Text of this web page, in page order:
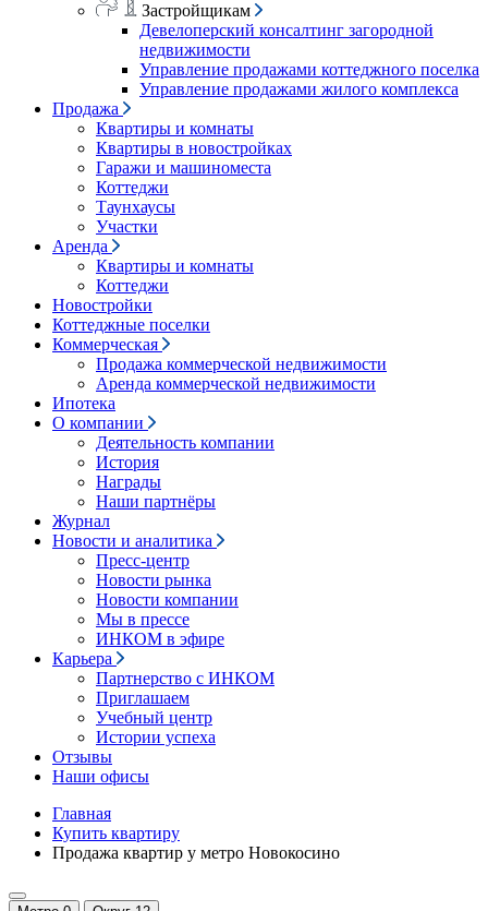
Застройщикам
Девелоперский консалтинг загородной
недвижимости
Управление продажами коттеджного поселка
Управление продажами жилого комплекса
Продажа
Квартиры и комнаты
Квартиры в новостройках
Гаражи и машиноместа
Коттеджи
Таунхаусы
Участки
Аренда
Квартиры и комнаты
Коттеджи
Новостройки
Коттеджные поселки
Коммерческая
Продажа коммерческой недвижимости
Аренда коммерческой недвижимости
Ипотека
О компании
Деятельность компании
История
Награды
Наши партнёры
Журнал
Новости и аналитика
Пресс-центр
Новости рынка
Новости компании
Мы в прессе
ИНКОМ в эфире
Карьера
Партнерство с ИНКОМ
Приглашаем
Учебный центр
Истории успеха
Отзывы
Наши офисы
Главная
Купить квартиру
Продажа квартир у метро Новокосино